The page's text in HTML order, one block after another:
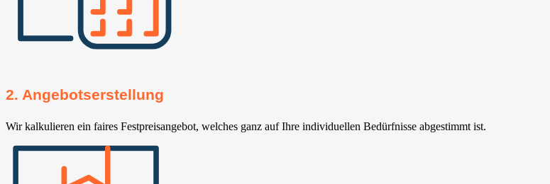
2. Angebotserstellung
Wir kalkulieren ein faires Festpreisangebot, welches ganz auf Ihre individuellen Bedürfnisse abgestimmt ist.